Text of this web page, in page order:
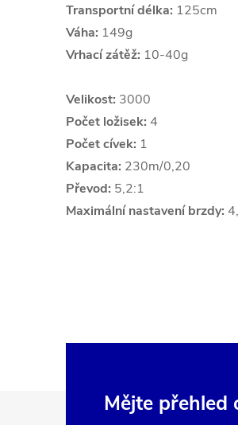
Transportní délka: 125cm
Váha: 149g
Vrhací zátěž: 10-40g
Velikost: 3000
Počet ložisek: 4
Počet cívek: 1
Kapacita: 230m/0,20
Převod: 5,2:1
Maximální nastavení brzdy:
Mějte přehled